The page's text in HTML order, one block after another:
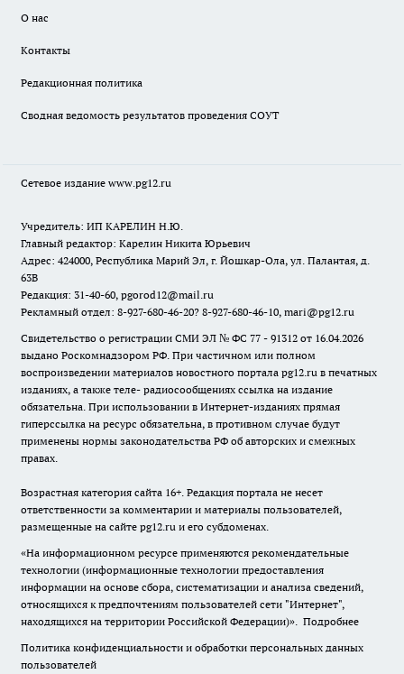
О нас
Контакты
Редакционная политика
Сводная ведомость результатов проведения СОУТ
Сетевое издание www.pg12.ru
Учредитель: ИП КАРЕЛИН Н.Ю.
Главный редактор: Карелин Никита Юрьевич
Адрес: 424000, Республика Марий Эл, г. Йошкар-Ола, ул. Палантая, д.
63В
Редакция: 31-40-60, pgorod12@mail.ru
Рекламный отдел: 8-927-680-46-20? 8-927-680-46-10, mari@pg12.ru
Свидетельство о регистрации СМИ ЭЛ № ФС 77 - 91312 от 16.04.2026
выдано Роскомнадзором РФ. При частичном или полном
воспроизведении материалов новостного портала pg12.ru в печатных
изданиях, а также теле- радиосообщениях ссылка на издание
обязательна. При использовании в Интернет-изданиях прямая
гиперссылка на ресурс обязательна, в противном случае будут
применены нормы законодательства РФ об авторских и смежных
правах.
Возрастная категория сайта 16+. Редакция портала не несет
ответственности за комментарии и материалы пользователей,
размещенные на сайте pg12.ru и его субдоменах.
«На информационном ресурсе применяются рекомендательные
технологии (информационные технологии предоставления
информации на основе сбора, систематизации и анализа сведений,
относящихся к предпочтениям пользователей сети "Интернет",
находящихся на территории Российской Федерации)». Подробнее
Политика конфиденциальности и обработки персональных данных
пользователей